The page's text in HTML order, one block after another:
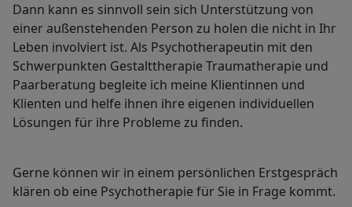
Dann kann es sinnvoll sein sich Unterstützung von
einer außenstehenden Person zu holen die nicht in Ihr
Leben involviert ist. Als Psychotherapeutin mit den
Schwerpunkten Gestalttherapie Traumatherapie und
Paarberatung begleite ich meine Klientinnen und
Klienten und helfe ihnen ihre eigenen individuellen
Lösungen für ihre Probleme zu finden.
Gerne können wir in einem persönlichen Erstgespräch
klären ob eine Psychotherapie für Sie in Frage kommt.